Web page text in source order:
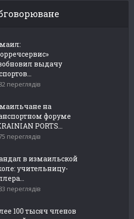
выдачу
переглядів
на
форуме
PORTS...
переглядів
в измаильской
учительницу-
переглядів
100 тысяч членов